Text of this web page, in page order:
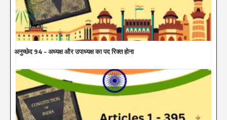
अनुच्छेद 94 – अध्यक्ष और उपाध्यक्ष का पद रिक्त होना